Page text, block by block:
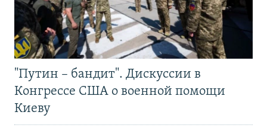
"Путин – бандит". Дискуссии в
Конгрессе США о военной помощи
Киеву